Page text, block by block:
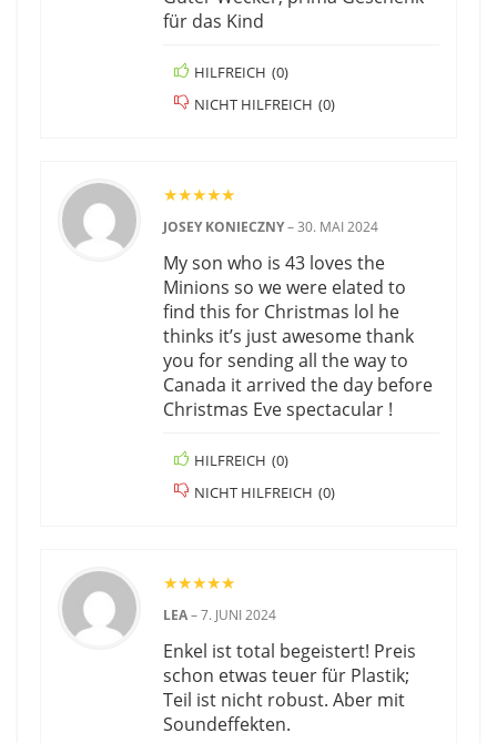
für das Kind
HILFREICH (0)
NICHT HILFREICH (0)
★★★★★
JOSEY KONIECZNY–30. MAI 2024
My son who is 43 loves the
Minions so we were elated to
find this for Christmas lol he
thinks it’s just awesome thank
you for sending all the way to
Canada it arrived the day before
Christmas Eve spectacular !
HILFREICH (0)
NICHT HILFREICH (0)
★★★★★
LEA–7. JUNI 2024
Enkel ist total begeistert! Preis
schon etwas teuer für Plastik;
Teil ist nicht robust. Aber mit
Soundeffekten.